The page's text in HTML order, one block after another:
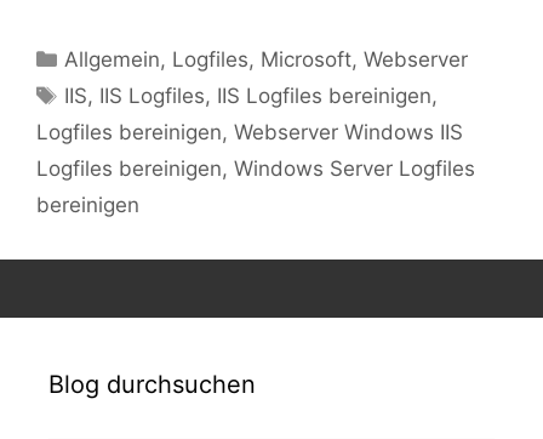
Kategorien
Allgemein, Logfiles, Microsoft,Webserver
Schlagwörter
IIS, IIS Logfiles, IIS Logfiles bereinigen,
Logfiles bereinigen, Webserver Windows IIS
Logfiles bereinigen, Windows Server Logfiles
bereinigen
Blog durchsuchen